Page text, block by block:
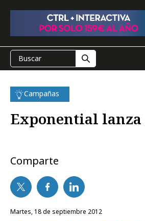
Campañas
Exponential lanza
Comparte
martes, 18 de septiembre 2012